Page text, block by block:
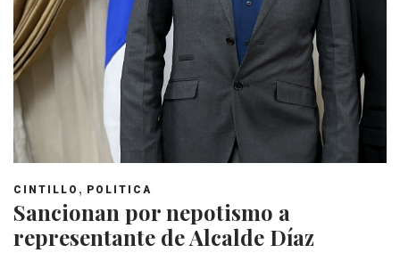
CINTILLO , POLITICA
Sancionan por nepotismo a
representante de Alcalde Díaz